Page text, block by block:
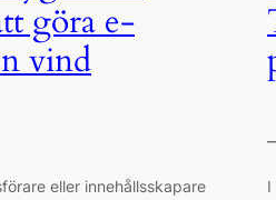
göra e-
vind
eller innehållsskapare
I